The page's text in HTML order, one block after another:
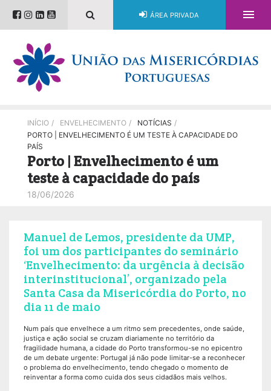
ÁREA PRIVADA 
INÍCIO / ENVELHECIMENTO / NOTÍCIAS /
PORTO | ENVELHECIMENTO É UM TESTE À CAPACIDADE DO
PAÍS
Porto | Envelhecimento é um
teste à capacidade do país
18/06/2026
Manuel de Lemos, presidente da UMP,
foi um dos participantes do seminário
‘Envelhecimento: da urgência à decisão
interinstitucional’, organizado pela
Santa Casa da Misericórdia do Porto, no
dia 11 de maio
Num país que envelhece a um ritmo sem precedentes, onde saúde,
justiça e ação social se cruzam diariamente no território da
fragilidade humana, a cidade do Porto transformou-se no epicentro
de um debate urgente: Portugal já não pode limitar-se a reconhecer
o problema do envelhecimento, tendo chegado o momento de
reinventar a forma como cuida dos seus cidadãos mais velhos.